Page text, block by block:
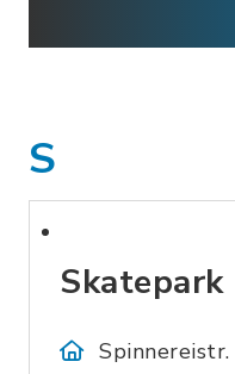
S
Skatepark